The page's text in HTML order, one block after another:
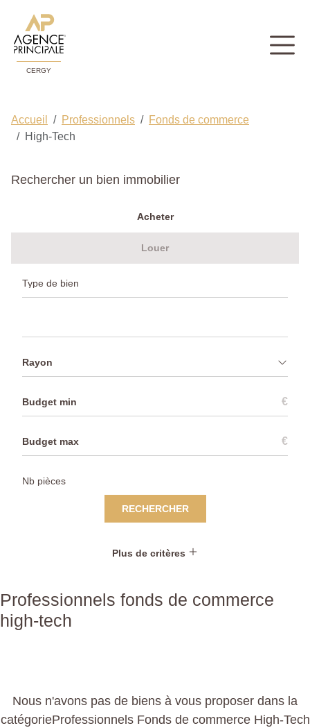
CERGY
Accueil Professionnels
Fonds de commerce
High-Tech
Rechercher un bien immobilier
Acheter
Louer
Rayon
€
€
RECHERCHER
Plus de critères
Professionnels fonds de commerce
high-tech
Nous n'avons pas de biens à vous proposer dans la
catégorieProfessionnels Fonds de commerce High-Tech